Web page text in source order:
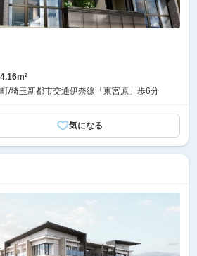
/埼玉新都市交通伊奈線「東宮原」歩6分
気になる